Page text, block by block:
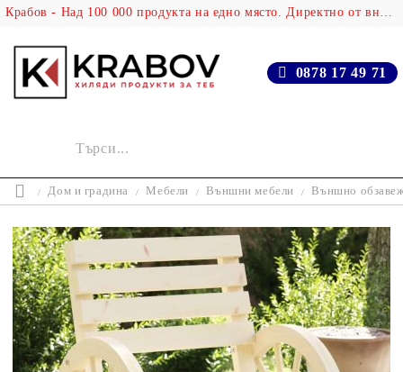
Крабов - Над 100 000 продукта на едно място. Директно от вносителя!
0878 17 49 71
Дом и градина Мебели Външни мебели Външно